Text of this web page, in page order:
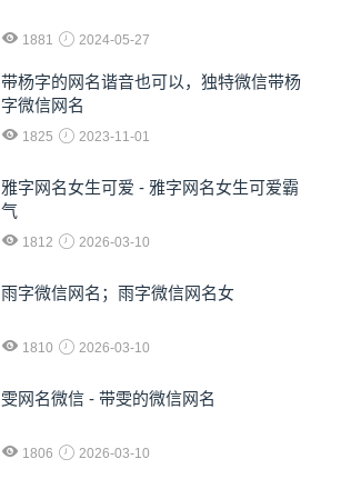
1881 2024-05-27
​带杨字的网名谐音也可以，独特微信带杨
字微信网名
1825 2023-11-01
雅字网名女生可爱 - 雅字网名女生可爱霸
气
1812 2026-03-10
雨字微信网名；雨字微信网名女
1810 2026-03-10
雯网名微信 - 带雯的微信网名
1806 2026-03-10